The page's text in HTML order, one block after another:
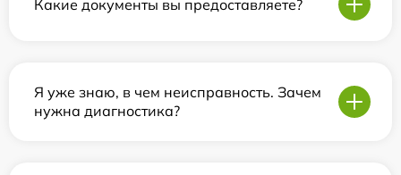
Какие документы вы предоставляете?
Я уже знаю, в чем неисправность. Зачем
нужна диагностика?